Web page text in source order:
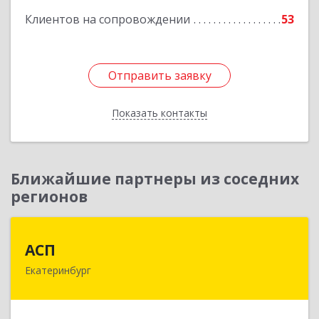
Клиентов на сопровождении 53
Отправить заявку
Показать контакты
Отправить заявку
Назад
Ближайшие партнеры из соседних
регионов
АСП
Екатеринбург
620075, Свердловская обл, Екатеринбург г,